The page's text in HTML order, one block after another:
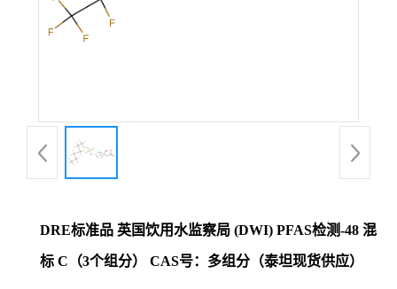
DRE标准品 英国饮用水监察局 (DWI) PFAS检测-48 混
标 C（3个组分） CAS号：多组分（泰坦现货供应）